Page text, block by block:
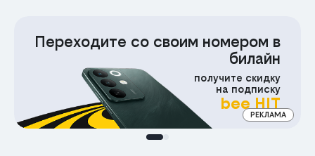
в
Скидка 200₽
на любой тариф
Промокод MOBIDEAL
РЕКЛАМА